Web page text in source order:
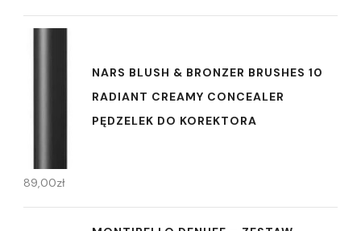
NARS BLUSH & BRONZER BRUSHES 10
RADIANT CREAMY CONCEALER
PĘDZELEK DO KOREKTORA
89,00zł